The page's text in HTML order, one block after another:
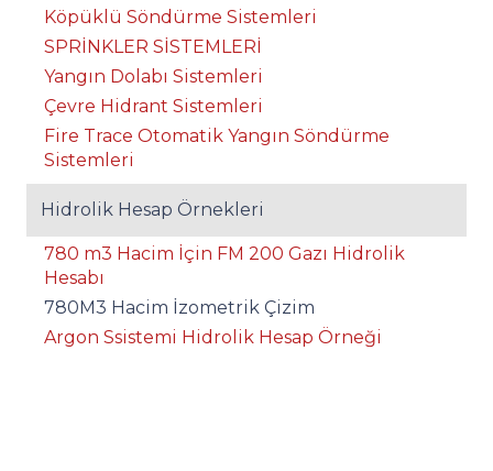
Köpüklü Söndürme Sistemleri
SPRİNKLER SİSTEMLERİ
Yangın Dolabı Sistemleri
Çevre Hidrant Sistemleri
Fire Trace Otomatik Yangın Söndürme
Sistemleri
Hidrolik Hesap Örnekleri
780 m3 Hacim İçin FM 200 Gazı Hidrolik
Hesabı
780M3 Hacim İzometrik Çizim
Argon Ssistemi Hidrolik Hesap Örneği